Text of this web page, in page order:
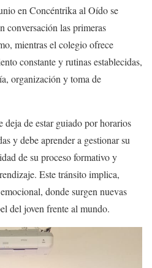
en Concéntrika al Oído se
conversación las primeras
mientras el colegio ofrece
constante y rutinas establecidas,
organización y toma de
deja de estar guiado por horarios
y debe aprender a gestionar su
de su proceso formativo y
Este tránsito implica,
donde surgen nuevas
del joven frente al mundo.